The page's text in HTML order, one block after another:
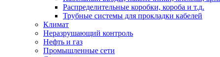
Распределительные коробки, короба и т.д.
Трубные системы для прокладки кабелей
Климат
Неразрушающий контроль
Нефть и газ
Промышленные сети